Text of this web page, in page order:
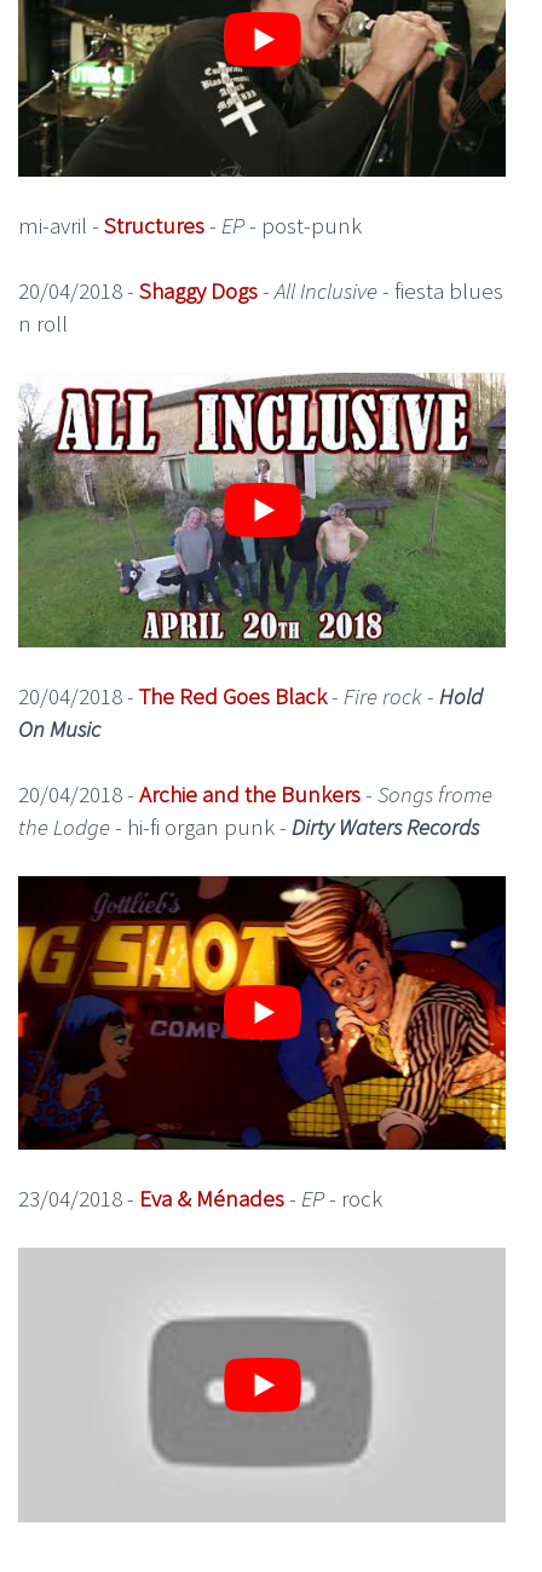
mi-avril - Structures- EP- post-punk
20/04/2018 - Shaggy Dogs-All Inclusive- fiesta blues
n roll
20/04/2018 - The Red Goes Black- Fire rock- Hold
On Music
20/04/2018 - Archie and the Bunkers- Songs frome
the Lodge- hi-fi organ punk - Dirty Waters Records
23/04/2018 - Eva & Ménades- EP- rock